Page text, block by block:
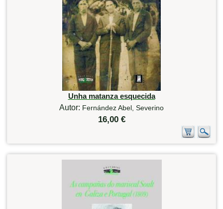
Unha matanza esquecida
Autor: Fernández Abel, Severino
16,00 €